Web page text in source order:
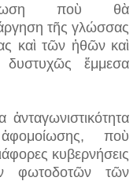
ποὺ θὰ
τῆς γλώσσας
καὶ τῶν ἠθῶν καὶ
ἔμμεσα
ἀνταγωνιστικότητα
ποὺ
κυβερνήσεις
φωτοδοτῶν τῶν